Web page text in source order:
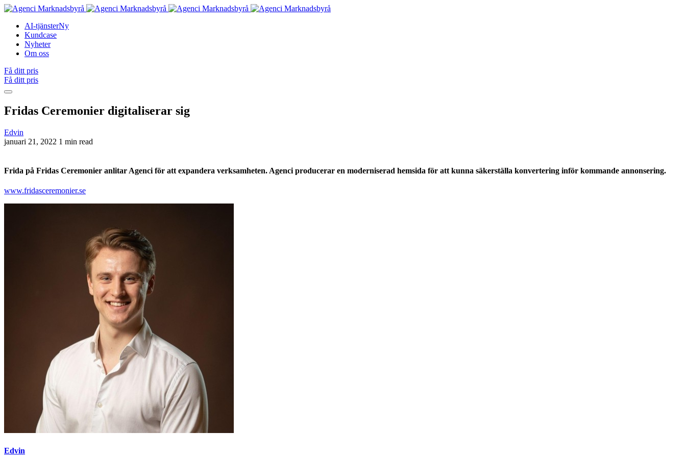
AI-tjänsterNy
Kundcase
Nyheter
Om oss
Få ditt pris
Få ditt pris
Fridas Ceremonier digitaliserar sig
Edvin
januari 21, 2022 1 min read
Frida på Fridas Ceremonier anlitar Agenci för att expandera verksamheten. Agenci producerar en moderniserad hemsida för att kunna säkerställa konvertering inför kommande annonsering.
www.fridasceremonier.se
Edvin